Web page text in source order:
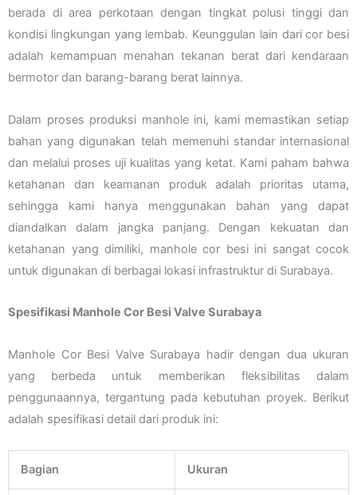
berada di area perkotaan dengan tingkat polusi tinggi dan
kondisi lingkungan yang lembab. Keunggulan lain dari cor besi
adalah kemampuan menahan tekanan berat dari kendaraan
bermotor dan barang-barang berat lainnya.
Dalam proses produksi manhole ini, kami memastikan setiap
bahan yang digunakan telah memenuhi standar internasional
dan melalui proses uji kualitas yang ketat. Kami paham bahwa
ketahanan dan keamanan produk adalah prioritas utama,
sehingga kami hanya menggunakan bahan yang dapat
diandalkan dalam jangka panjang. Dengan kekuatan dan
ketahanan yang dimiliki, manhole cor besi ini sangat cocok
untuk digunakan di berbagai lokasi infrastruktur di Surabaya.
Spesifikasi Manhole Cor Besi Valve Surabaya
Manhole Cor Besi Valve Surabaya hadir dengan dua ukuran
yang berbeda untuk memberikan fleksibilitas dalam
penggunaannya, tergantung pada kebutuhan proyek. Berikut
adalah spesifikasi detail dari produk ini:
Bagian Ukuran